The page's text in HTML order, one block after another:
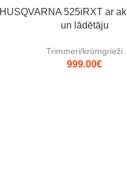
HUSQVARNA 525iRXT ar
un lādētāju
Trimmeri/krūmgrieži
999.00€